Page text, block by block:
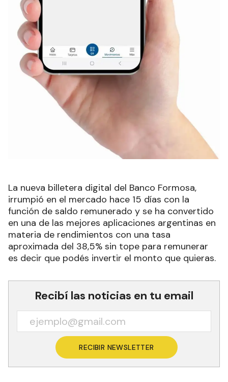
La nueva billetera digital del Banco Formosa,
irrumpió en el mercado hace 15 días con la
función de saldo remunerado y se ha convertido
en una de las mejores aplicaciones argentinas en
materia de rendimientos con una tasa
aproximada del 38,5% sin tope para remunerar
es decir que podés invertir el monto que quieras.
Recibí las noticias en tu email
RECIBIR NEWSLETTER